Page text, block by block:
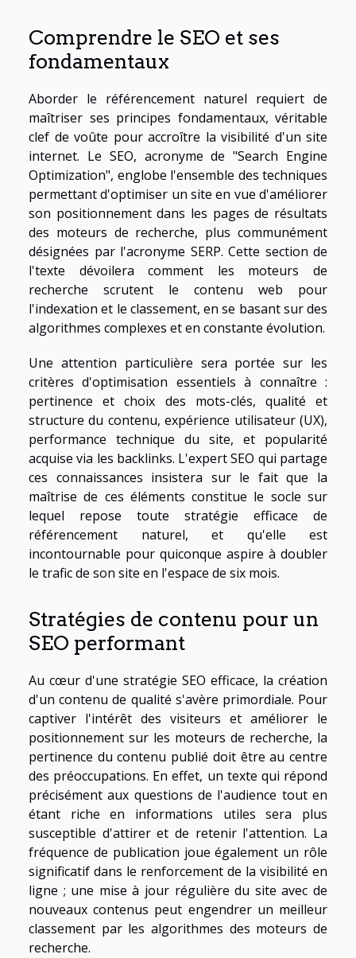
Comprendre le SEO et ses
fondamentaux
Aborder le référencement naturel requiert de
maîtriser ses principes fondamentaux, véritable
clef de voûte pour accroître la visibilité d'un site
internet. Le SEO, acronyme de "Search Engine
Optimization", englobe l'ensemble des techniques
permettant d'optimiser un site en vue d'améliorer
son positionnement dans les pages de résultats
des moteurs de recherche, plus communément
désignées par l'acronyme SERP. Cette section de
l'texte dévoilera comment les moteurs de
recherche scrutent le contenu web pour
l'indexation et le classement, en se basant sur des
algorithmes complexes et en constante évolution.
Une attention particulière sera portée sur les
critères d'optimisation essentiels à connaître :
pertinence et choix des mots-clés, qualité et
structure du contenu, expérience utilisateur (UX),
performance technique du site, et popularité
acquise via les backlinks. L'expert SEO qui partage
ces connaissances insistera sur le fait que la
maîtrise de ces éléments constitue le socle sur
lequel repose toute stratégie efficace de
référencement naturel, et qu'elle est
incontournable pour quiconque aspire à doubler
le trafic de son site en l'espace de six mois.
Stratégies de contenu pour un
SEO performant
Au cœur d'une stratégie SEO efficace, la création
d'un contenu de qualité s'avère primordiale. Pour
captiver l'intérêt des visiteurs et améliorer le
positionnement sur les moteurs de recherche, la
pertinence du contenu publié doit être au centre
des préoccupations. En effet, un texte qui répond
précisément aux questions de l'audience tout en
étant riche en informations utiles sera plus
susceptible d'attirer et de retenir l'attention. La
fréquence de publication joue également un rôle
significatif dans le renforcement de la visibilité en
ligne ; une mise à jour régulière du site avec de
nouveaux contenus peut engendrer un meilleur
classement par les algorithmes des moteurs de
recherche.